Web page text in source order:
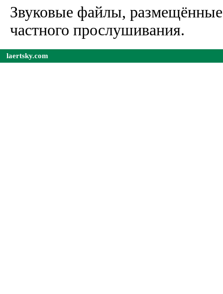
Звуковые файлы, размещённые
частного прослушивания.
laertsky.com